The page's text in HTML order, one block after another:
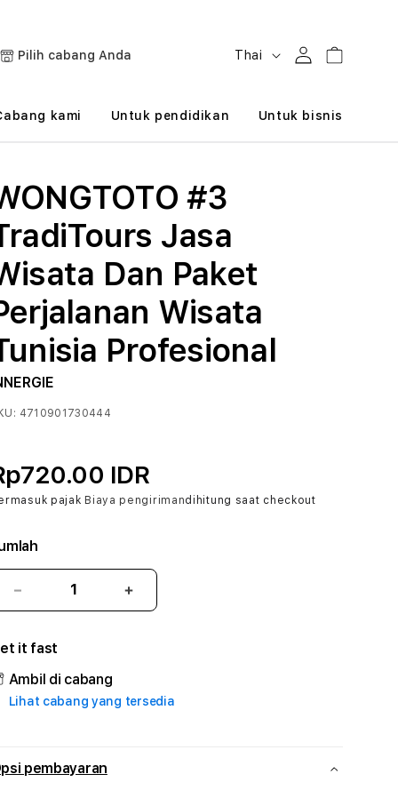
Pilih cabang Anda
B
h
a
Thai MasukKeranjang
kami Untuk pendidikan Untuk bisnis
#3
Jasa
Dan Paket
Wisata
Profesional
4710901730444
IDR
pajak Biaya pengirimandihitung saat checkout
Kurangi
jumlah
WONGTOTO
#3
TradiTours
Jasa
Paket
Tambah
jumlah
TradiTours
Jasa
it fast
Ambil di cabang
Lihat cabang yang tersedia
pembayaran